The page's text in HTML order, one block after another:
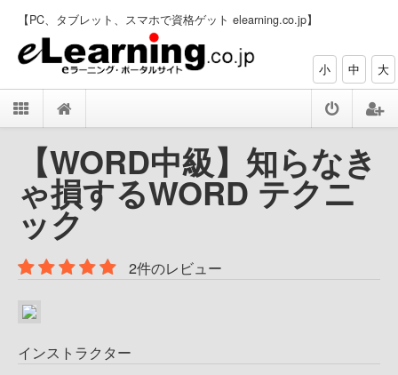
【PC、タブレット、スマホで資格ゲット elearning.co.jp】
小 中 大
【WORD中級】知らなき
ゃ損するWORD テクニ
ック
2件のレビュー
インストラクター